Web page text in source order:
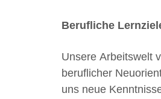
Berufliche
Unsere Arbeitswelt
beruflicher
uns neue